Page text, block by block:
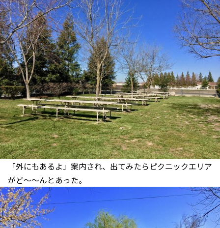
「外にもあるよ」案内され、出てみたらピクニックエリア
がど〜〜んとあった。